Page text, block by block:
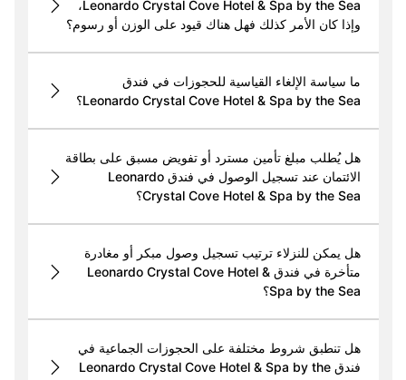
Leonardo Crystal Cove Hotel & Spa by the Sea،
وإذا كان الأمر كذلك فهل هناك قيود على الوزن أو رسوم؟
ما سياسة الإلغاء القياسية للحجوزات في فندق
Leonardo Crystal Cove Hotel & Spa by the Sea؟
هل يُطلب مبلغ تأمين مسترد أو تفويض مسبق على بطاقة
الائتمان عند تسجيل الوصول في فندق Leonardo
Crystal Cove Hotel & Spa by the Sea؟
هل يمكن للنزلاء ترتيب تسجيل وصول مبكر أو مغادرة
متأخرة في فندق Leonardo Crystal Cove Hotel &
Spa by the Sea؟
هل تنطبق شروط مختلفة على الحجوزات الجماعية في
فندق Leonardo Crystal Cove Hotel & Spa by the